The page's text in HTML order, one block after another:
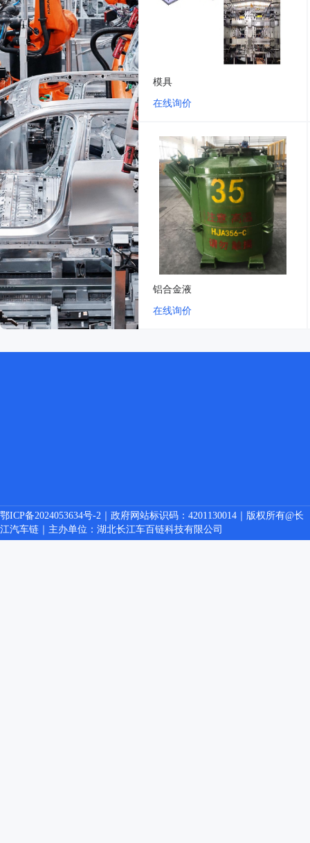
模具
在线询价
铝合金液
在线询价
鄂ICP备2024053634号-2｜政府网站标识码：4201130014｜版权所有@长
江汽车链｜主办单位：湖北长江车百链科技有限公司